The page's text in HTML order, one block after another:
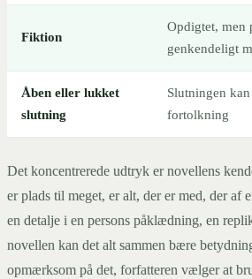
Fiktion
Opdigtet, men
genkendeligt
Åben eller lukket
slutning
Slutningen
fortolkning
Det koncentrerede udtryk er novellens
er plads til meget, er alt, der er med, der af
en detalje i en persons påklædning, en
novellen kan det alt sammen bære
opmærksom på det, forfatteren vælger at